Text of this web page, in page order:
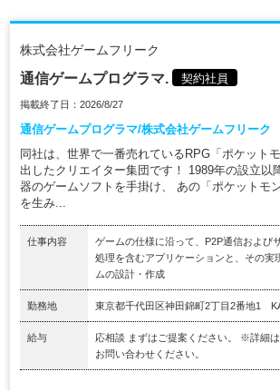
株式会社ゲームフリーク
通信ゲームプログラマ. 契約社員
掲載終了日：2026/8/27
通信ゲームプログラマ/株式会社ゲームフリーク
同社は、世界で一番売れているRPG「ポケット
出したクリエイター集団です！ 1989年の設立以
器のゲームソフトを手掛け、 あの「ポケットモ
を生み...
仕事内容
ゲームの仕様に沿って、P2P通信および
処理を含むアプリケーションと、その実
ムの設計・作成
勤務地 東京都千代田区神田錦町2丁目2番地1
給与
応相談 まずはご提案ください。 ※詳細
お問い合わせください。